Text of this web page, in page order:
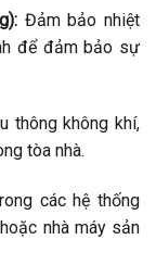
Đảm bảo nhiệt
để đảm bảo sự
thông không khí,
tòa nhà.
các hệ thống
nhà máy sản